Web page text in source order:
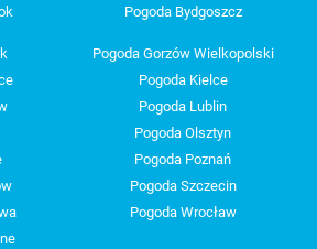
Pogoda Bydgoszcz
Pogoda Gorzów Wielkopolski
Pogoda Kielce
Pogoda Lublin
Pogoda Olsztyn
Pogoda Poznań
Pogoda Szczecin
Pogoda Wrocław